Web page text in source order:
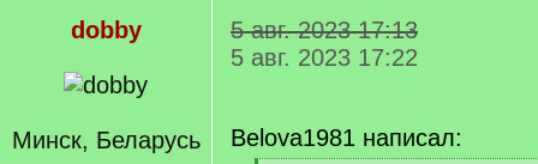
dobby
Минск, Беларусь
5 авг. 2023 17:13
5 авг. 2023 17:22
Belova1981 написал: